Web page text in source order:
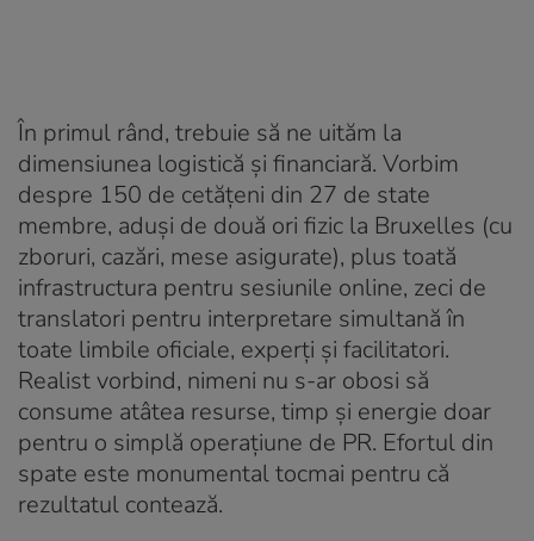
În primul rând, trebuie să ne uităm la
dimensiunea logistică și financiară. Vorbim
despre 150 de cetățeni din 27 de state
membre, aduși de două ori fizic la Bruxelles (cu
zboruri, cazări, mese asigurate), plus toată
infrastructura pentru sesiunile online, zeci de
translatori pentru interpretare simultană în
toate limbile oficiale, experți și facilitatori.
Realist vorbind, nimeni nu s-ar obosi să
consume atâtea resurse, timp și energie doar
pentru o simplă operațiune de PR. Efortul din
spate este monumental tocmai pentru că
rezultatul contează.